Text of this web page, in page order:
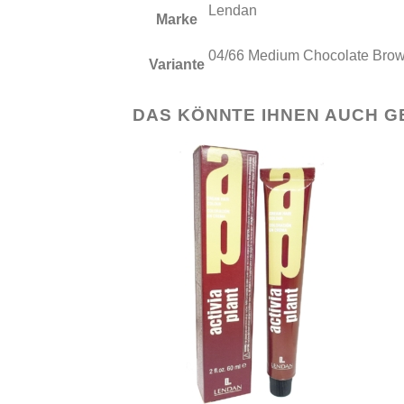
Marke
Lendan
Variante
04/66 Medium Chocolate
DAS KÖNNTE IHNEN AUCH